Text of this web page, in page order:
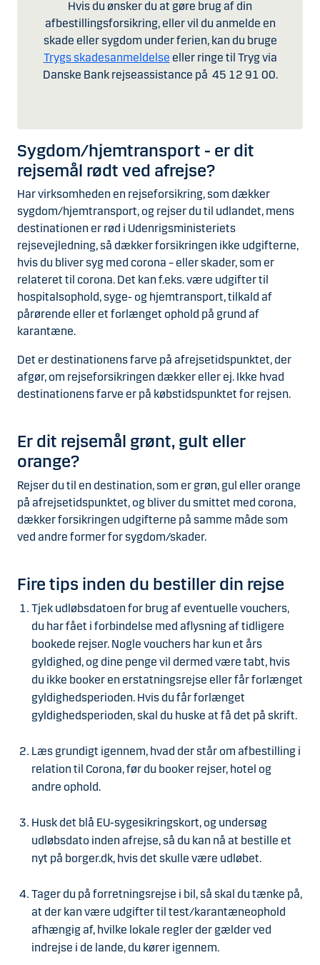
Hvis du ønsker du at gøre brug af din
afbestillingsforsikring, eller vil du anmelde en
skade eller sygdom under ferien, kan du bruge
Trygs skadesanmeldelse eller ringe til Tryg via
Danske Bank rejseassistance på 45 12 91 00.
Sygdom/hjemtransport - er dit
rejsemål rødt ved afrejse?
Har virksomheden en rejseforsikring, som dækker
sygdom/hjemtransport, og rejser du til udlandet, mens
destinationen er rød i Udenrigsministeriets
rejsevejledning, så dækker forsikringen ikke udgifterne,
hvis du bliver syg med corona – eller skader, som er
relateret til corona. Det kan f.eks. være udgifter til
hospitalsophold, syge- og hjemtransport, tilkald af
pårørende eller et forlænget ophold på grund af
karantæne.
Det er destinationens farve på afrejsetidspunktet, der
afgør, om rejseforsikringen dækker eller ej. Ikke hvad
destinationens farve er på købstidspunktet for rejsen.
Er dit rejsemål grønt, gult eller
orange?
Rejser du til en destination, som er grøn, gul eller orange
på afrejsetidspunktet, og bliver du smittet med corona,
dækker forsikringen udgifterne på samme måde som
ved andre former for sygdom/skader.
Fire tips inden du bestiller din rejse
Tjek udløbsdatoen for brug af eventuelle vouchers,
du har fået i forbindelse med aflysning af tidligere
bookede rejser. Nogle vouchers har kun et års
gyldighed, og dine penge vil dermed være tabt, hvis
du ikke booker en erstatningsrejse eller får forlænget
gyldighedsperioden. Hvis du får forlænget
gyldighedsperioden, skal du huske at få det på skrift.
Læs grundigt igennem, hvad der står om afbestilling i
relation til Corona, før du booker rejser, hotel og
andre ophold.
Husk det blå EU-sygesikringskort, og undersøg
udløbsdato inden afrejse, så du kan nå at bestille et
nyt på borger.dk, hvis det skulle være udløbet.
Tager du på forretningsrejse i bil, så skal du tænke på,
at der kan være udgifter til test/karantæneophold
afhængig af, hvilke lokale regler der gælder ved
indrejse i de lande, du kører igennem.